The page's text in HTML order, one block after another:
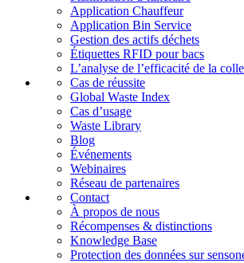
Application Chauffeur
Application Bin Service
Gestion des actifs déchets
Étiquettes RFID pour bacs
L’analyse de l’efficacité de la
Cas de réussite
Global Waste Index
Cas d’usage
Waste Library
Blog
Événements
Webinaires
Réseau de partenaires
Contact
À propos de nous
Récompenses & distinctions
Knowledge Base
Protection des données sur